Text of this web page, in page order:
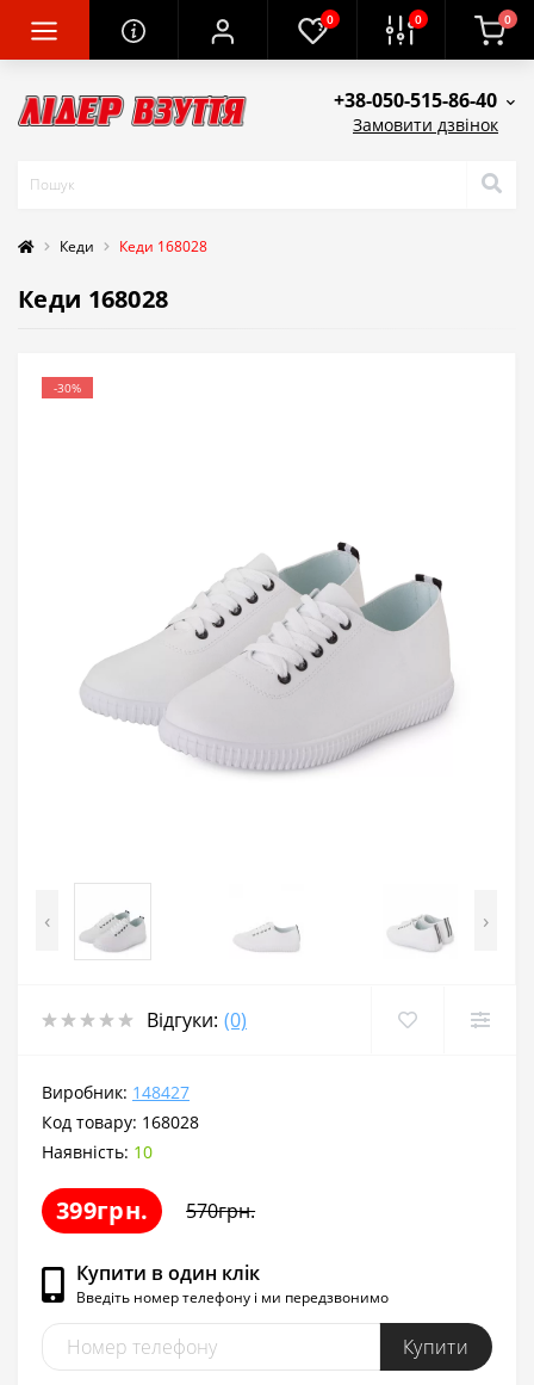
0 0 0
+38-050-515-86-40
Замовити дзвінок
Кеди Кеди 168028
Кеди 168028
-30%
‹ ›
Відгуки: (0)
Виробник: 148427
Код товару: 168028
Наявність: 10
399грн. 570грн.
Купити в один клік
Введіть номер телефону і ми передзвонимо
Купити